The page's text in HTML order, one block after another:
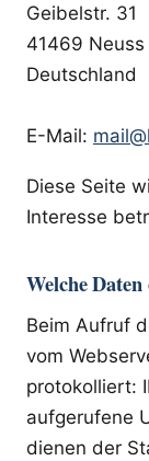
Geibelstr. 31
41469 Neuss
Deutschland
E-Mail:
Diese Seite
Interesse
Welche
Beim Aufruf
vom
protokolliert:
aufgerufene
dienen der